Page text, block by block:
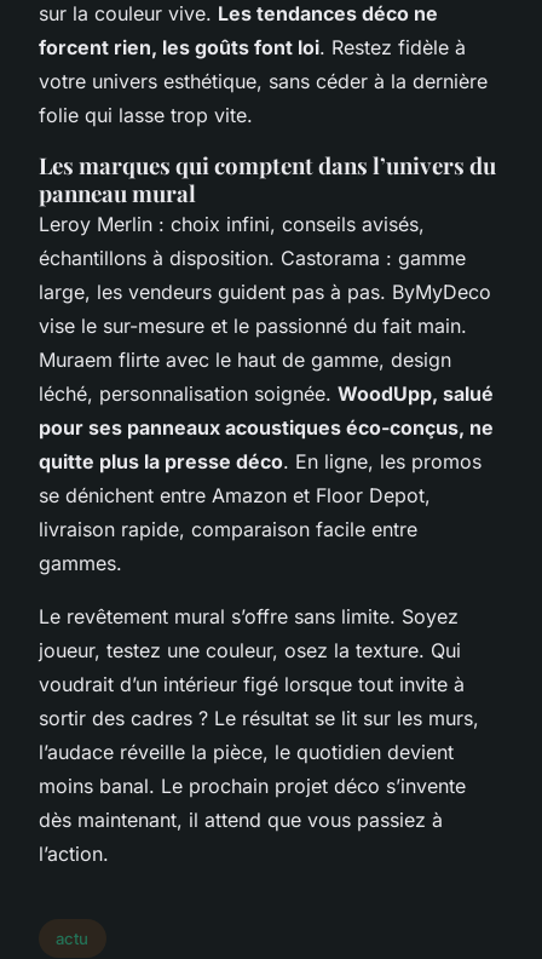
sur la couleur vive. Les tendances déco ne
forcent rien, les goûts font loi. Restez fidèle à
votre univers esthétique, sans céder à la dernière
folie qui lasse trop vite.
Les marques qui comptent dans l’univers du
panneau mural
Leroy Merlin : choix infini, conseils avisés,
échantillons à disposition. Castorama : gamme
large, les vendeurs guident pas à pas. ByMyDeco
vise le sur-mesure et le passionné du fait main.
Muraem flirte avec le haut de gamme, design
léché, personnalisation soignée. WoodUpp, salué
pour ses panneaux acoustiques éco-conçus, ne
quitte plus la presse déco. En ligne, les promos
se dénichent entre Amazon et Floor Depot,
livraison rapide, comparaison facile entre
gammes.
Le revêtement mural s’offre sans limite. Soyez
joueur, testez une couleur, osez la texture. Qui
voudrait d’un intérieur figé lorsque tout invite à
sortir des cadres ? Le résultat se lit sur les murs,
l’audace réveille la pièce, le quotidien devient
moins banal. Le prochain projet déco s’invente
dès maintenant, il attend que vous passiez à
l’action.
actu